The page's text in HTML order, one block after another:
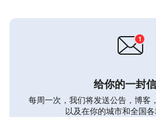
给你的一封信
每周一次，我们将发送公告，博客
以及在你的城市和全国各